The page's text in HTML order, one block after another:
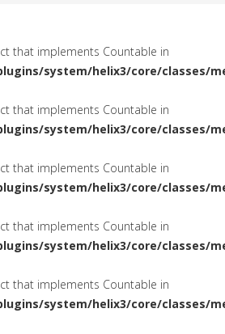
that implements Countable in
system/helix3/core/classes/
that implements Countable in
system/helix3/core/classes/
that implements Countable in
system/helix3/core/classes/
that implements Countable in
system/helix3/core/classes/
that implements Countable in
system/helix3/core/classes/